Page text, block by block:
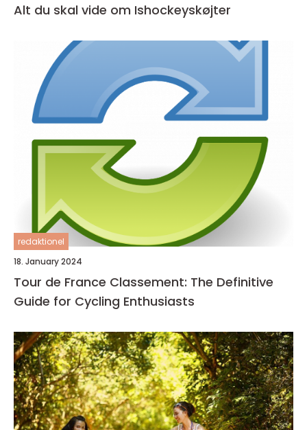
Alt du skal vide om Ishockeyskøjter
redaktionel
18. January 2024
Tour de France Classement: The Definitive
Guide for Cycling Enthusiasts